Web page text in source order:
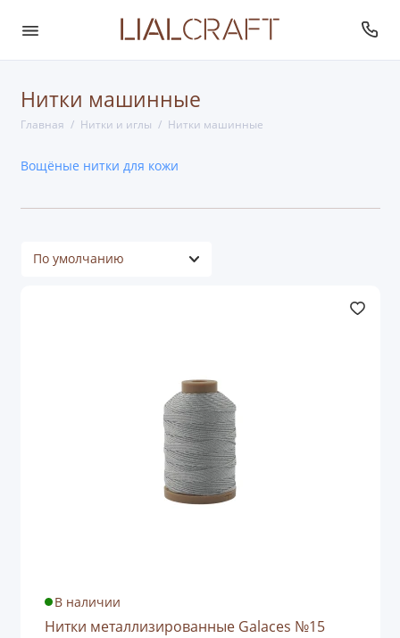
Нитки машинные
Главная Нитки и иглы Нитки машинные
Вощёные нитки для кожи
В наличии
Нитки металлизированные Galaces №15